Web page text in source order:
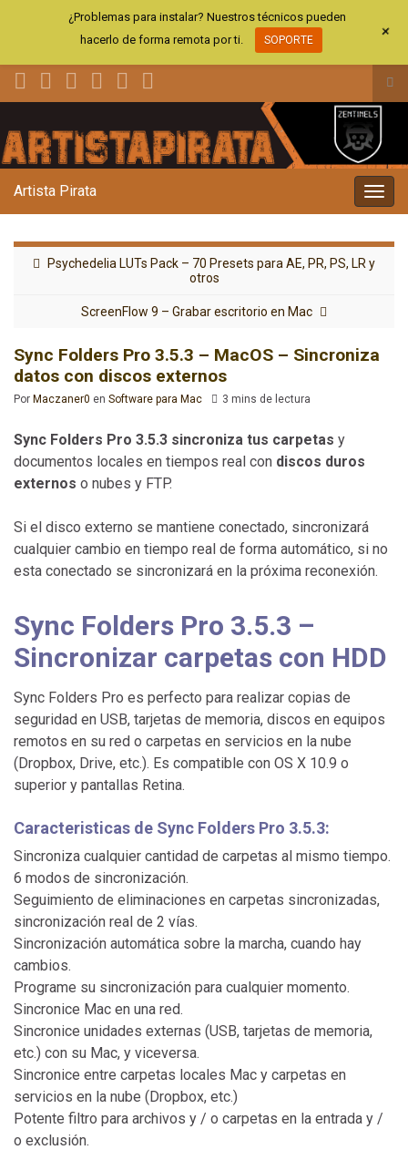
el
la
Artista Pirata
Psychedelia LUTs Pack – 70 Presets para AE, PR, PS, LR y
otros
ScreenFlow 9 – Grabar escritorio en Mac
Sync Folders Pro 3.5.3 – MacOS – Sincroniza
datos con discos externos
Por Maczaner0 en Software para Mac 3 mins de lectura
Sync Folders Pro 3.5.3 sincroniza tus carpetas y
documentos locales en tiempos real con discos duros
externos o nubes y FTP.
Si el disco externo se mantiene conectado, sincronizará
cualquier cambio en tiempo real de forma automático, si no
esta conectado se sincronizará en la próxima reconexión.
Sync Folders Pro 3.5.3 –
Sincronizar carpetas con HDD
Sync Folders Pro es perfecto para realizar copias de
seguridad en USB, tarjetas de memoria, discos en equipos
remotos en su red o carpetas en servicios en la nube
(Dropbox, Drive, etc.). Es compatible con OS X 10.9 o
superior y pantallas Retina.
Caracteristicas de Sync Folders Pro 3.5.3:
Sincroniza cualquier cantidad de carpetas al mismo tiempo.
6 modos de sincronización.
Seguimiento de eliminaciones en carpetas sincronizadas,
sincronización real de 2 vías.
Sincronización automática sobre la marcha, cuando hay
cambios.
Programe su sincronización para cualquier momento.
Sincronice Mac en una red.
Sincronice unidades externas (USB, tarjetas de memoria,
etc.) con su Mac, y viceversa.
Sincronice entre carpetas locales Mac y carpetas en
servicios en la nube (Dropbox, etc.)
Potente filtro para archivos y / o carpetas en la entrada y /
o exclusión.
¿Problemas para instalar? Nuestros técnicos pueden
hacerlo de forma remota por ti.
SOPORTE +